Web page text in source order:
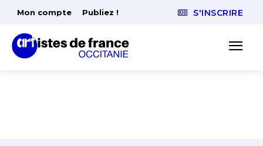
Mon compte Publiez ! S'INSCRIRE